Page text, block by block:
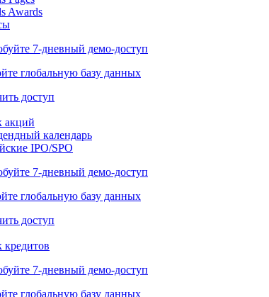
списки
инвест. банков и юр. консультантов
Pages
Awards
7-дневный
глобальную базу данных
доступ
акций
календарь
IPO/SPO
7-дневный
глобальную базу данных
доступ
кредитов